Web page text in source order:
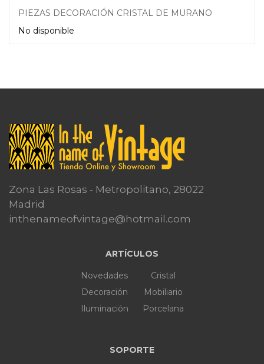
PIEZAS DECORACIÓN CRISTAL DE MURANO
No disponible
Zona Las Rosas - Metropolitano, 28022
Madrid
inthenameofvintage@hotmail.com
ARTÍCULOS
Novedades
Decoración
Iluminación
Cristal
Mobiliario
Porcelana
SOPORTE